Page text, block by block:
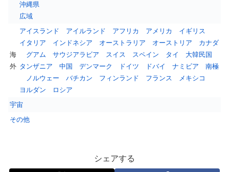
沖縄県
広域
海
外
アイスランド アイルランド アフリカ アメリカ
イギリス
イタリア
インドネシア オーストラリア オーストリア
カナダ
グアム
サウジアラビア スイス スペイン タイ
大韓民国
タンザニア
中国 デンマーク ドイツ ドバイ ナミビア
南極
ノルウェー
バチカン フィンランド フランス
メキシコ
ヨルダン
ロシア
宇宙
その他
シェアする